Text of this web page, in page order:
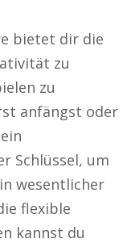
bietet dir die
zu
zu
anfängst oder
Schlüssel, um
wesentlicher
flexible
kannst du